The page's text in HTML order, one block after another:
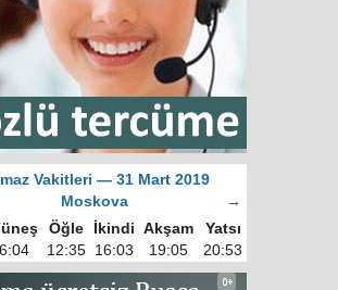
Vakitleri — 31 Mart 2019
Moskova
→
Öğle İkindi Akşam
Yatsı
6:04 12:35 16:03 19:05 20:53